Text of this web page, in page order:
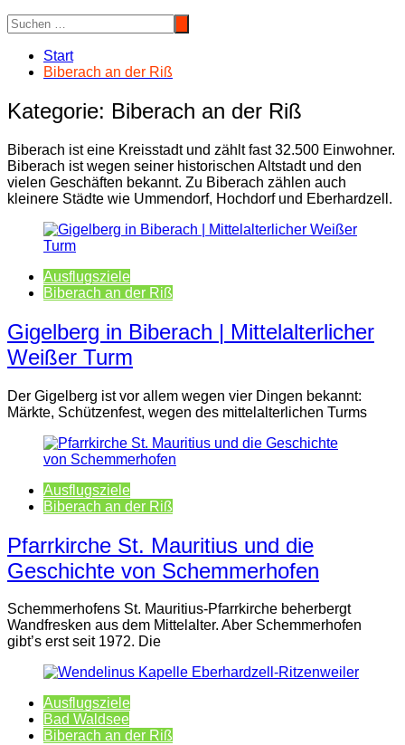
Start
Biberach an der Riß
Kategorie: Biberach an der Riß
Biberach ist eine Kreisstadt und zählt fast 32.500 Einwohner.
Biberach ist wegen seiner historischen Altstadt und den
vielen Geschäften bekannt. Zu Biberach zählen auch
kleinere Städte wie Ummendorf, Hochdorf und Eberhardzell.
Ausflugsziele
Biberach an der Riß
Gigelberg in Biberach | Mittelalterlicher
Weißer Turm
Der Gigelberg ist vor allem wegen vier Dingen bekannt:
Märkte, Schützenfest, wegen des mittelalterlichen Turms
Ausflugsziele
Biberach an der Riß
Pfarrkirche St. Mauritius und die
Geschichte von Schemmerhofen
Schemmerhofens St. Mauritius-Pfarrkirche beherbergt
Wandfresken aus dem Mittelalter. Aber Schemmerhofen
gibt’s erst seit 1972. Die
Ausflugsziele
Bad Waldsee
Biberach an der Riß